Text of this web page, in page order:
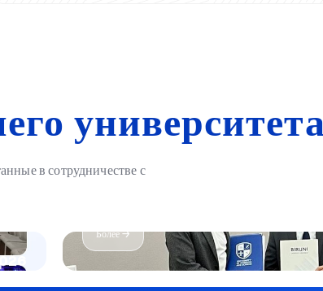
университета
в сотрудничестве с
Более →